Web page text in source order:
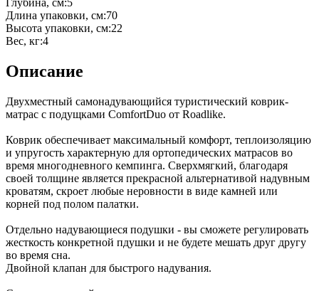
Глубина, см:5
Длина упаковки, см:70
Высота упаковки, см:22
Вес, кг:4
Описание
Двухместный самонадувающийся туристический коврик-
матрас с подущками ComfortDuo от Roadlike.
Коврик обеспечивает максимальный комфорт, теплоизоляцию
и упругость характерную для ортопедических матрасов во
время многодневного кемпинга. Сверхмягкий, благодаря
своей толщине является прекрасной альтернативой надувным
кроватям, скроет любые неровности в виде камней или
корней под полом палатки.
Отдельно надувающиеся подушки - вы сможете регулировать
жесткость конкретной пдушки и не будете мешать друг другу
во время сна.
Двойной клапан для быстрого надувания.